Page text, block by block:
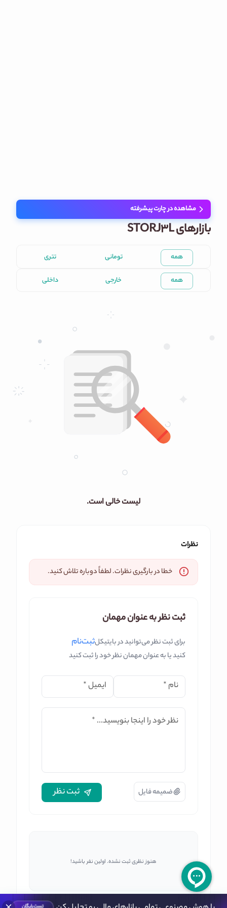
مشاهده در چارت پیشرفته
بازارهای STORJ3L
همه تومانی تتری
همه خارجی داخلی
لیست خالی است.
نظرات
خطا در بارگیری نظرات. لطفاً دوباره تلاش کنید.
ثبت نظر به عنوان مهمان
برای ثبت نظر می‌توانید در بایتیکلثبت‌نام
کنید یا به عنوان مهمان نظر خود را ثبت کنید
نام * ایمیل*
نظر خود را اینجا بنویسید... *
ضمیمه فایل ثبت نظر
هنوز نظری ثبت نشده. اولین نفر باشید!